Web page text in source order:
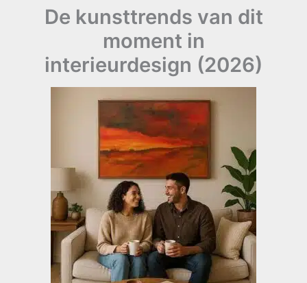
De kunsttrends van dit
moment in
interieurdesign (2026)